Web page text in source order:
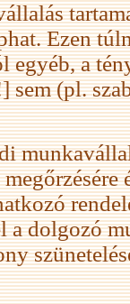
Ezen
a
sem (pl.
a dolgozó